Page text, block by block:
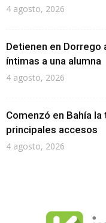
4 agosto, 2026
Detienen en
íntimas a una alumna
4 agosto, 2026
Comenzó en Bahía
principales accesos
4 agosto, 2026